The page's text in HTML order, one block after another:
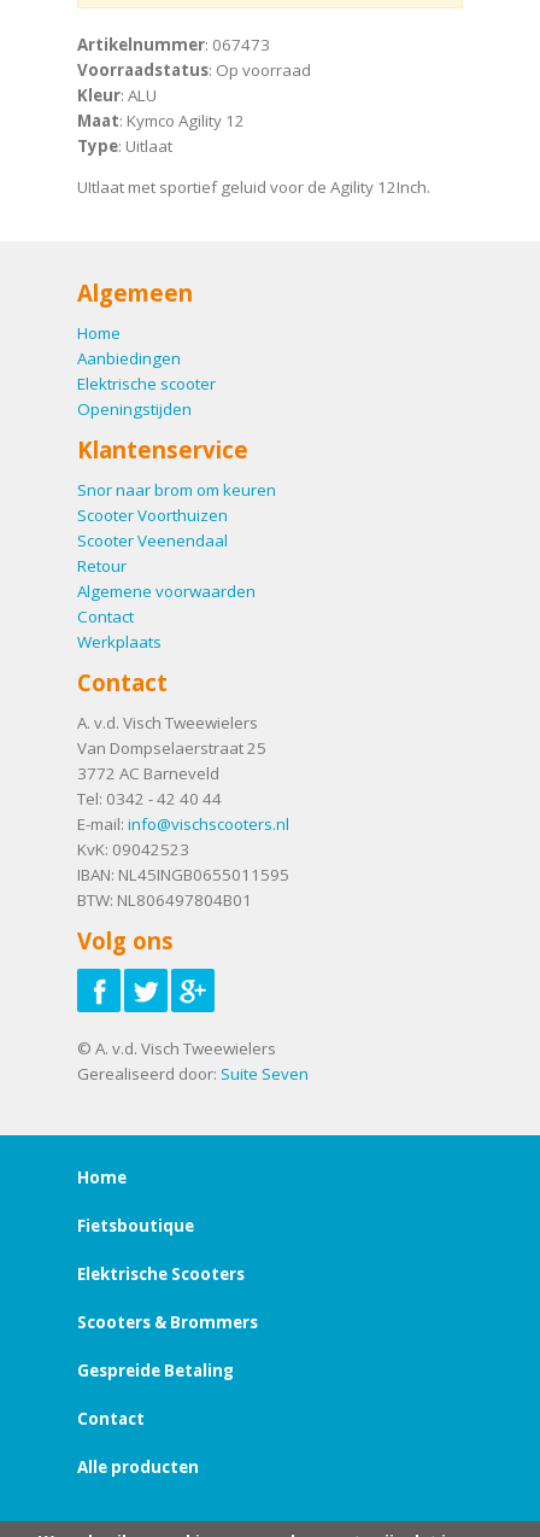
Artikelnummer: 067473
Voorraadstatus: Op voorraad
Kleur: ALU
Maat: Kymco Agility 12
Type: Uitlaat
UItlaat met sportief geluid voor de Agility 12Inch.
Algemeen
Home
Aanbiedingen
Elektrische scooter
Openingstijden
Klantenservice
Snor naar brom om keuren
Scooter Voorthuizen
Scooter Veenendaal
Retour
Algemene voorwaarden
Contact
Werkplaats
Contact
A. v.d. Visch Tweewielers
Van Dompselaerstraat 25
3772 AC Barneveld
Tel: 0342 - 42 40 44
E-mail: info@vischscooters.nl
KvK: 09042523
IBAN: NL45INGB0655011595
BTW: NL806497804B01
Volg ons
© A. v.d. Visch Tweewielers
Gerealiseerd door: Suite Seven
Home
Fietsboutique
Elektrische Scooters
Scooters & Brommers
Gespreide Betaling
Contact
Alle producten